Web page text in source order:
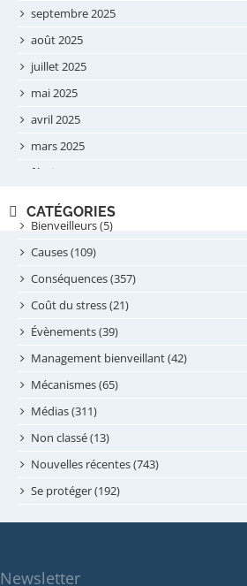
septembre 2025
août 2025
juillet 2025
mai 2025
avril 2025
mars 2025
février 2025
septembre 2024
août 2024
juillet 2024
juin 2024
mai 2024
avril 2024
février 2024
janvier 2024
novembre 2023
octobre 2023
septembre 2023
mars 2023
CATÉGORIES
Bienveilleurs (5)
Causes (109)
Conséquences (357)
Coût du stress (21)
Évènements (39)
Management bienveillant (42)
Mécanismes (65)
Médias (311)
Non classé (13)
Nouvelles récentes (743)
Se protéger (192)
Newsletter